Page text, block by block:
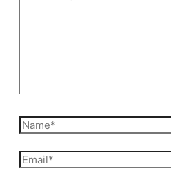
Name*
Email*